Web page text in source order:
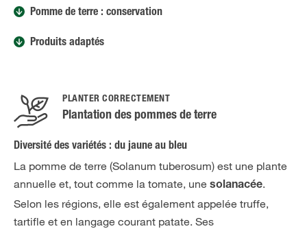
Pomme de terre : conservation
Produits adaptés
PLANTER CORRECTEMENT
Plantation des pommes de terre
Diversité des variétés : du jaune au bleu
La pomme de terre (Solanum tuberosum) est une plante
annuelle et, tout comme la tomate, une solanacée.
Selon les régions, elle est également appelée truffe,
tartifle et en langage courant patate. Ses